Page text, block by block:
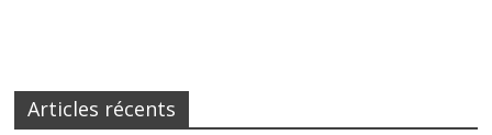
Articles récents